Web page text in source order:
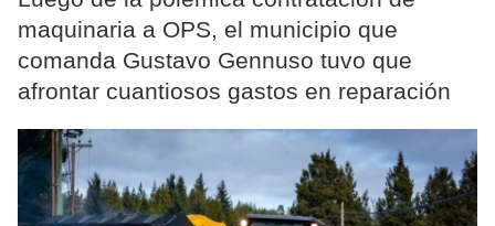
maquinaria a OPS, el municipio que
comanda Gustavo Gennuso tuvo que
afrontar cuantiosos gastos en reparación